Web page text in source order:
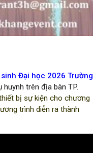
Đại học 2026 Trường
trên địa bàn TP.
bị sự kiện cho chương
trình diễn ra thành